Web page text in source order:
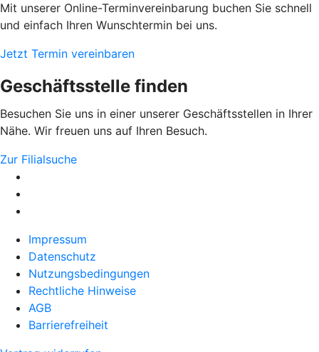
Mit unserer Online-Terminvereinbarung buchen Sie schnell
und einfach Ihren Wunschtermin bei uns.
Jetzt Termin vereinbaren
Geschäftsstelle finden
Besuchen Sie uns in einer unserer Geschäftsstellen in Ihrer
Nähe. Wir freuen uns auf Ihren Besuch.
Zur Filialsuche
Impressum
Datenschutz
Nutzungsbedingungen
Rechtliche Hinweise
AGB
Barrierefreiheit